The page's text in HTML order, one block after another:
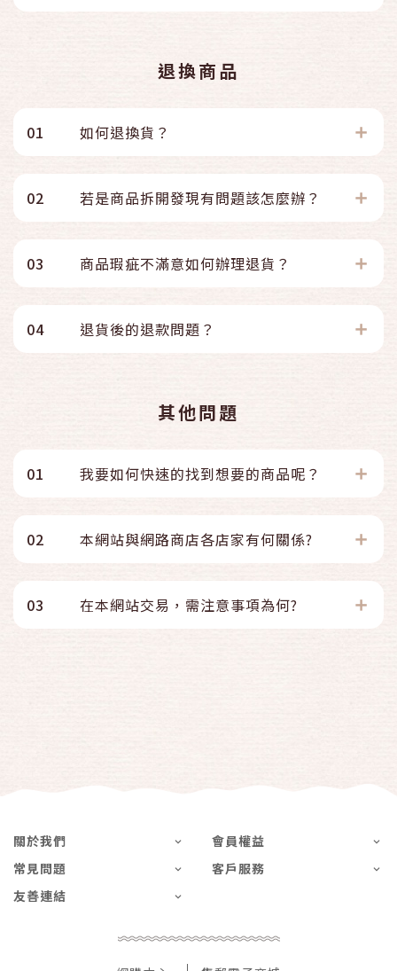
退換商品
01 如何退換貨？
02 若是商品拆開發現有問題該怎麼辦？
03 商品瑕疵不滿意如何辦理退貨？
04 退貨後的退款問題？
其他問題
01 我要如何快速的找到想要的商品呢？
02 本網站與網路商店各店家有何關係?
03 在本網站交易，需注意事項為何?
關於我們
會員權益
常見問題
客戶服務
友善連結